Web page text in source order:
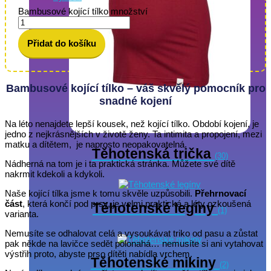
Těhotenská trička (30)
Těhotenské legíny (1)
Těhotenské mikiny (2)
Bambusové kojící tílko množství
Přidat do košíku
Bambusové kojící tílko – váš skvělý pomocník pro
snadné kojení
Na léto nenajdete lepší kousek, než kojící tílko. Období kojení, je
jedno z nejkrásnějších v životě ženy. Ta intimita a propojení, mezi
matku a dítětem, je naprosto neopakovatelná.
Nádherná na tom je i ta praktická stránka. Můžete své dítě
nakrmit kdekoli a kdykoli.
Naše kojící tílka jsme k tomu skvěle uzpůsobili. Přehrnovací
část, která končí pod prsy, je velmi praktická a léty ozkoušená
varianta.
Nemusíte se odhalovat celá a vysoukávat triko od pasu a zůstat
pak někde na lavičce sedět polonahá… nemusíte si ani vytahovat
výstřih proto, abyste prso dítěti nabídla vrchem.